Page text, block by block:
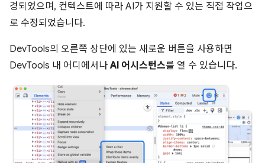
경되었으며, 컨텍스트에 따라 AI가 지원할 수 있는 직접 작업으
로 수정되었습니다.
DevTools의 오른쪽 상단에 있는 새로운 버튼을 사용하면
DevTools 내 어디에서나AI 어시스턴스를 열 수 있습니다.